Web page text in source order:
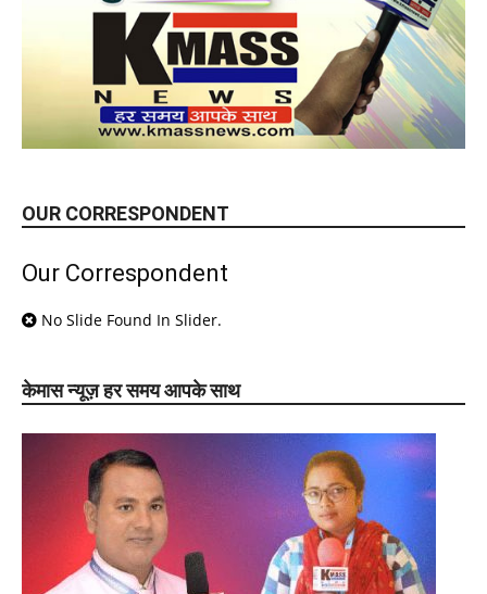
OUR CORRESPONDENT
Our Correspondent
No Slide Found In Slider.
केमास न्यूज़ हर समय आपके साथ